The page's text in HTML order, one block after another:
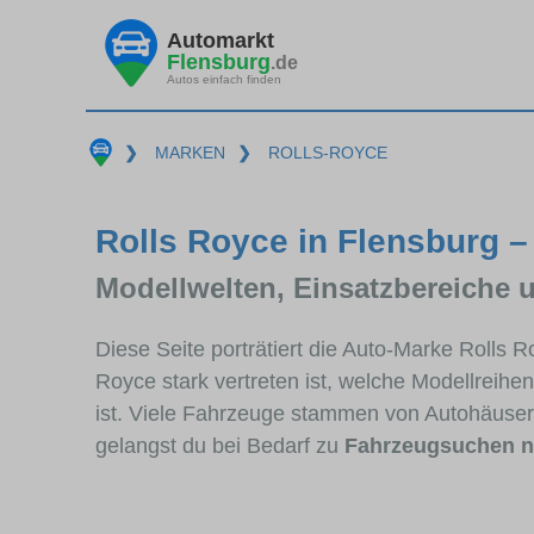
Automarkt
Flensburg.de
Autos einfach finden
❯ MARKEN ❯ ROLLS-ROYCE
Rolls Royce in Flensburg
Modellwelten, Einsatzbereiche
Diese Seite porträtiert die Auto-Marke Rolls
Royce stark vertreten ist, welche
ist. Viele Fahrzeuge stammen von
gelangst du bei Bedarf zu Fahrzeugsuchen